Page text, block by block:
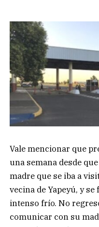
Vale mencionar que
una semana desde
madre que se iba a
vecina de Yapeyú, y
intenso frío. No
comunicar con su